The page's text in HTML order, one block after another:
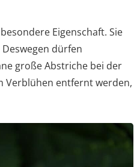
Eigenschaft. Sie
dürfen
große Abstriche bei der
Verblühen entfernt werden,